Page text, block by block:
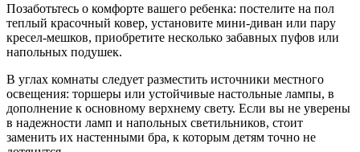
Позаботьтесь о комфорте вашего ребенка: постелите на пол
теплый красочный ковер, установите мини-диван или пару
кресел-мешков, приобретите несколько забавных пуфов или
напольных подушек.
В углах комнаты следует разместить источники местного
освещения: торшеры или устойчивые настольные лампы, в
дополнение к основному верхнему свету. Если вы не уверены
в надежности ламп и напольных светильников, стоит
заменить их настенными бра, к которым детям точно не